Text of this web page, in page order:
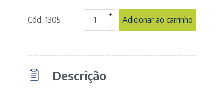
Cód: 1305
Seringa
Descartável
Luer
-
Pack
+
-
Adicionar ao carrinho
Descrição